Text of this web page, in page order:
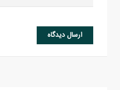
ارسال دیدگاه